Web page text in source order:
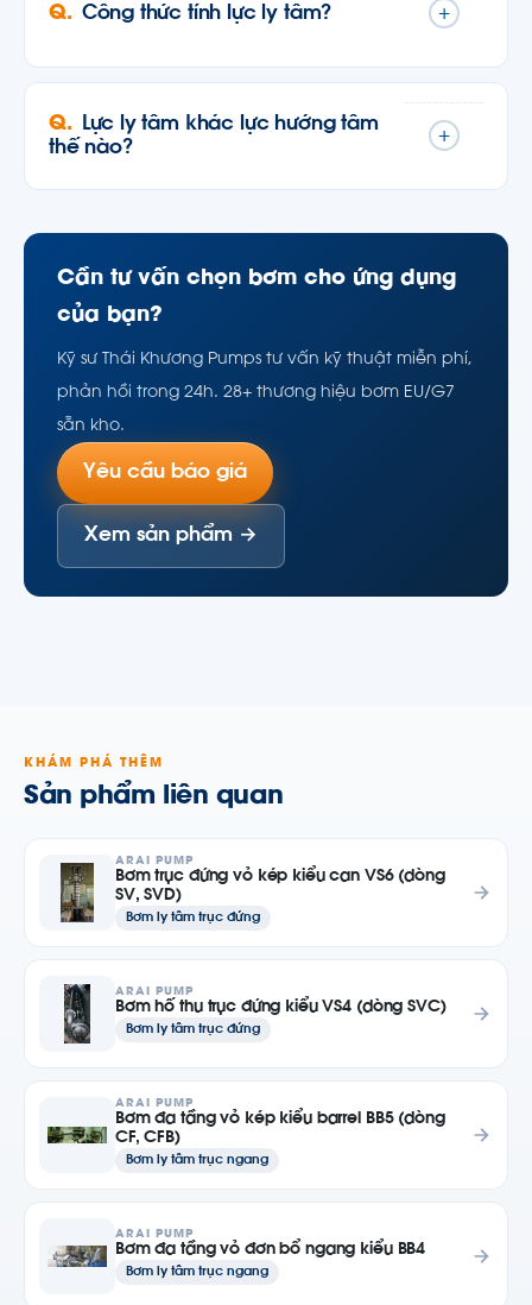
Công thức tính lực ly tâm? +
Lực ly tâm khác lực hướng tâm
thế nào?
+
Cần tư vấn chọn bơm cho ứng dụng
của bạn?
Kỹ sư Thái Khương Pumps tư vấn kỹ thuật miễn phí,
phản hồi trong 24h. 28+ thương hiệu bơm EU/G7
sẵn kho.
Yêu cầu báo giá
Xem sản phẩm →
KHÁM PHÁ THÊM
Sản phẩm liên quan
ARAI PUMP
Bơm trục đứng vỏ kép kiểu can VS6 (dòng
SV, SVD)
Bơm ly tâm trục đứng
ARAI PUMP
Bơm hố thu trục đứng kiểu VS4 (dòng SVC)
Bơm ly tâm trục đứng
ARAI PUMP
Bơm đa tầng vỏ kép kiểu barrel BB5 (dòng
CF, CFB)
Bơm ly tâm trục ngang
ARAI PUMP
Bơm đa tầng vỏ đơn bổ ngang kiểu BB4
Bơm ly tâm trục ngang